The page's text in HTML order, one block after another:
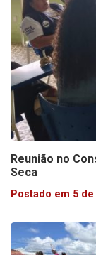
Reunião no
Seca
Postado em 5